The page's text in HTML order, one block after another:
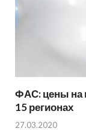
ФАС: цены на
15 регионах
27.03.2020